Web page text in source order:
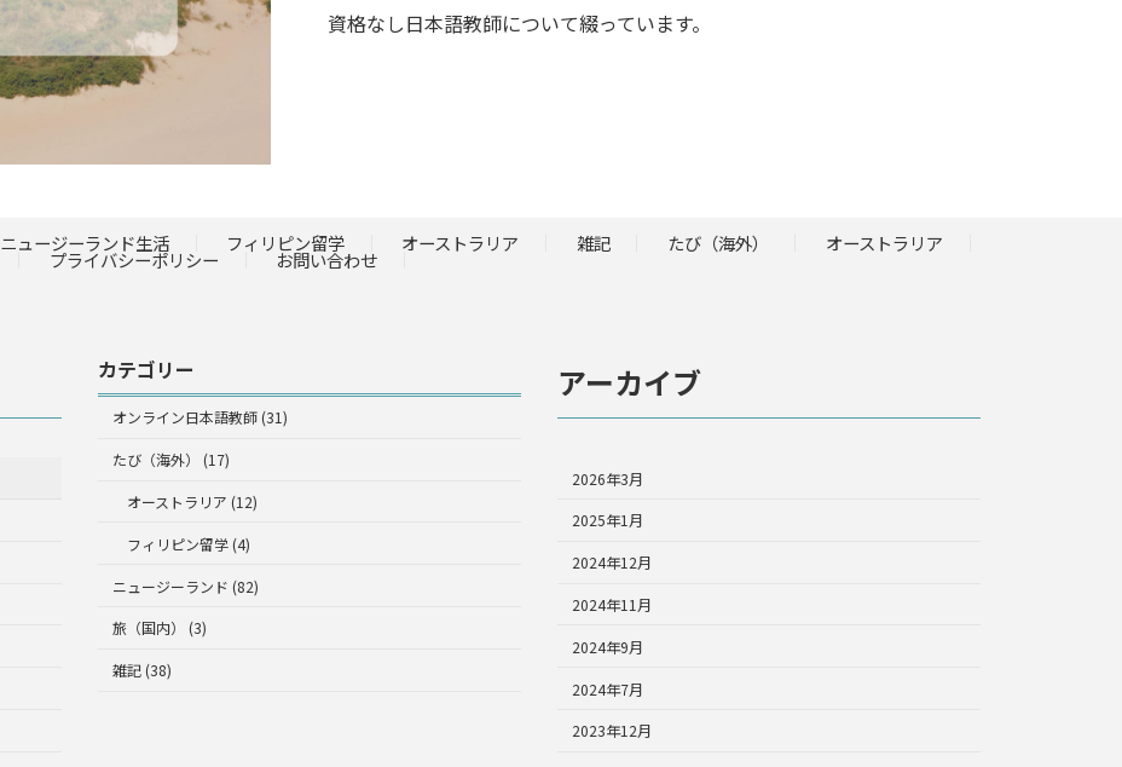
資格なし日本語教師について綴っています。
ニュージーランド生活 フィリピン留学 オーストラリア 雑記 たび（海外） オーストラリア
プライバシーポリシー お問い合わせ
カテゴリー
オンライン日本語教師 (31)
たび（海外） (17)
オーストラリア (12)
フィリピン留学 (4)
ニュージーランド (82)
旅（国内） (3)
雑記 (38)
アーカイブ
2026年3月
2025年1月
2024年12月
2024年11月
2024年9月
2024年7月
2023年12月